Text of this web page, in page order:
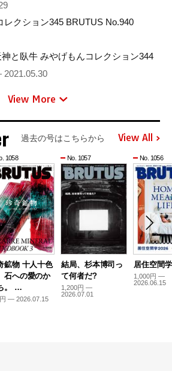
レクション345 BRUTUS No.940
と臥牛 みやげもんコレクション344
View More
過去の号はこちらから View All
1058
鉱物 十人十色
石への愛のか
。 …
— 2026.07.15
No. 1057
結局、杉本博司っ
て何者だ?
1,200円 —
2026.07.01
No. 1056
居住空間
1,000円 —
2026.06.15